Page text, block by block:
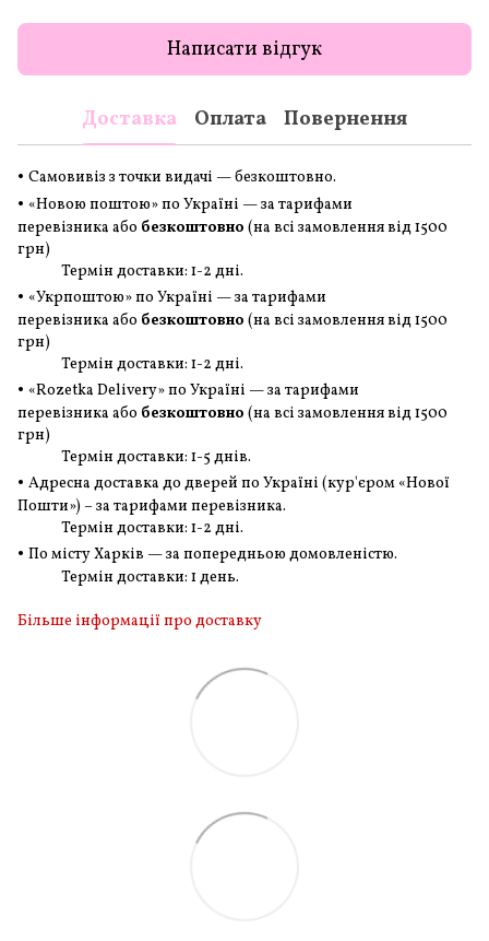
Написати відгук
Доставка Оплата Повернення
• Самовивіз з точки видачі — безкоштовно.
• «Новою поштою» по Україні — за тарифами
перевізника або безкоштовно (на всі замовленнявід 1500
грн)
Термін доставки: 1-2 дні.
• «Укрпоштою» по Україні — за тарифами
перевізника або безкоштовно (на всі замовленнявід 1500
грн)
Термін доставки: 1-2 дні.
• «Rozetka Delivery» по Україні — за тарифами
перевізника або безкоштовно (на всі замовленнявід 1500
грн)
Термін доставки: 1-5 днів.
• Адресна доставка до дверей по Україні (кур'єром «Нової
Пошти») – за тарифами перевізника.
Термін доставки: 1-2 дні.
• По місту Харків — за попередньою домовленістю.
Термін доставки: 1 день.
Більше інформації про доставку